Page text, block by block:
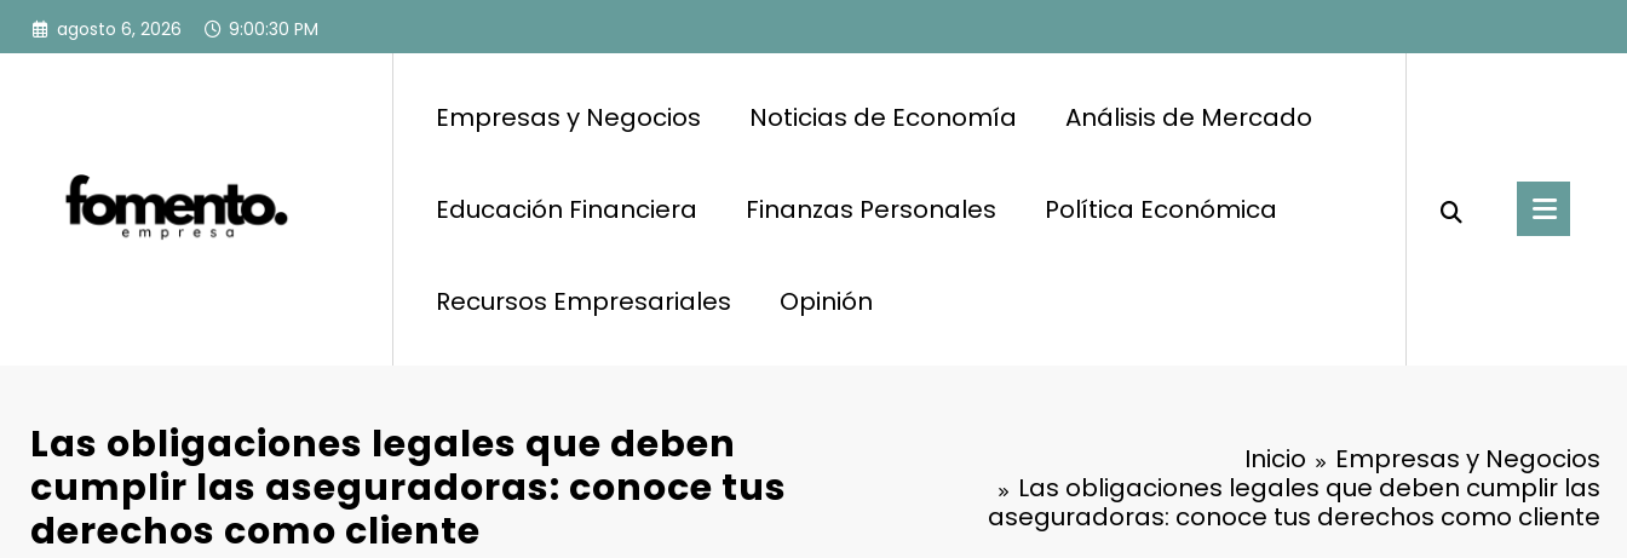
Saltar
agosto 6, 2026 9:00:31 PM
Empresas y Negocios Noticias de Economía Análisis de Mercado
Educación Financiera Finanzas Personales Política Económica
Recursos Empresariales Opinión
Las obligaciones legales que deben
cumplir las aseguradoras: conoce tus
derechos como cliente
Inicio
Empresas y Negocios
Las obligaciones legales que deben cumplir las
aseguradoras: conoce tus derechos como cliente